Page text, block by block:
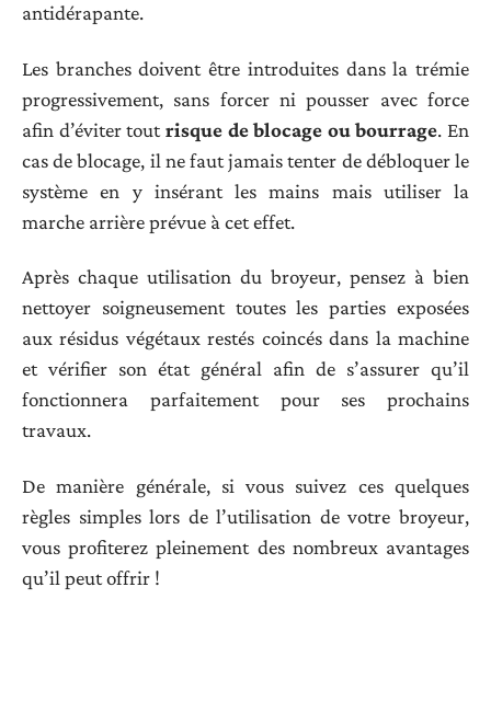
antidérapante.
Les branches doivent être introduites dans la trémie
progressivement, sans forcer ni pousser avec force
afin d’éviter toutrisque de blocage ou bourrage. En
cas de blocage, il ne faut jamais tenter de débloquer le
système en y insérant les mains mais utiliser la
marche arrière prévue à cet effet.
Après chaque utilisation du broyeur, pensez à bien
nettoyer soigneusement toutes les parties exposées
aux résidus végétaux restés coincés dans la machine
et vérifier son état général afin de s’assurer qu’il
fonctionnera parfaitement pour ses prochains
travaux.
De manière générale, si vous suivez ces quelques
règles simples lors de l’utilisation de votre broyeur,
vous profiterez pleinement des nombreux avantages
qu’il peut offrir !